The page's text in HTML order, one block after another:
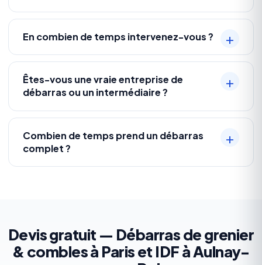
En combien de temps intervenez-vous ?
Êtes-vous une vraie entreprise de
débarras ou un intermédiaire ?
Combien de temps prend un débarras
complet ?
Devis gratuit — Débarras de grenier
& combles à Paris et IDF à Aulnay-